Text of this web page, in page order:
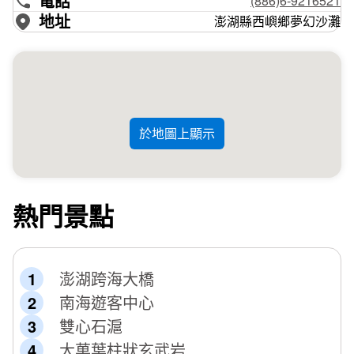
地址 澎湖縣西嶼鄉夢幻沙灘
於地圖上顯示
熱門景點
澎湖跨海大橋
南海遊客中心
雙心石滬